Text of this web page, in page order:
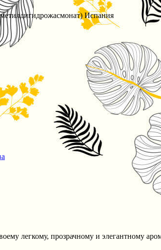
Испания
легкому, прозрачному и элегантному